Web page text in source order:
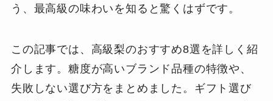
う、最高級の味わいを知ると驚くはずです。
この記事では、高級梨のおすすめ8選を詳しく紹
介します。糖度が高いブランド品種の特徴や、
失敗しない選び方をまとめました。ギフト選び